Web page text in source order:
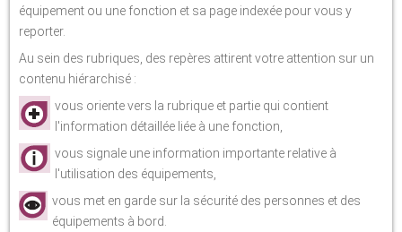
équipement ou une fonction et sa page indexée pour vous y
reporter.
Au sein des rubriques, des repères attirent votre attention sur un
contenu hiérarchisé :
vous oriente vers la rubrique et partie qui contient
l'information détaillée liée à une fonction,
vous signale une information importante relative à
l'utilisation des équipements,
vous met en garde sur la sécurité des personnes et des
équipements à bord.